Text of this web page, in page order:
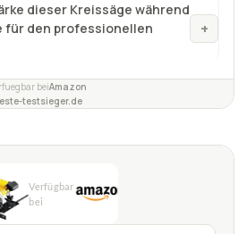
dieser Kreissäge während
für den professionellen
+
beiAmazon
testsieger.de